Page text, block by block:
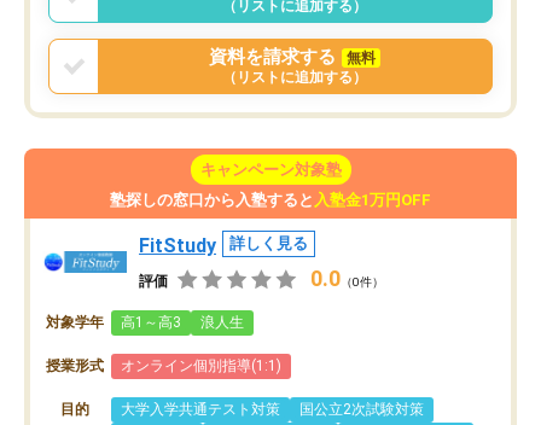
（リストに追加する）
資料を請求する
無料
（リストに追加する）
キャンペーン対象塾
塾探しの窓口から入塾すると 入塾金1万円OFF
FitStudy 詳しく見る
評価 0.0 （0件）
対象学年 高1～高3 浪人生
授業形式 オンライン個別指導(1:1)
目的 大学入学共通テスト対策
国公立2次試験対策